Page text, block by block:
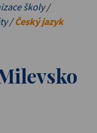
školy/
/Český jazyk